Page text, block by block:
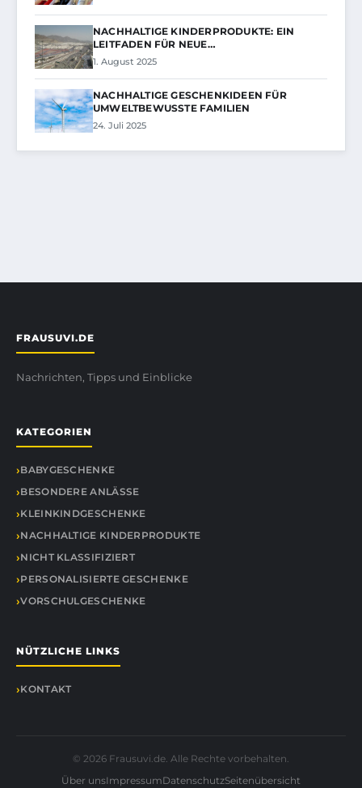
NACHHALTIGE KINDERPRODUKTE: EIN
LEITFADEN FÜR NEUE…
1. August 2025
NACHHALTIGE GESCHENKIDEEN FÜR
UMWELTBEWUSSTE FAMILIEN
24. Juli 2025
FRAUSUVI.DE
Nachrichten, Tipps und Einblicke
KATEGORIEN
BABYGESCHENKE
BESONDERE ANLÄSSE
KLEINKINDGESCHENKE
NACHHALTIGE KINDERPRODUKTE
NICHT KLASSIFIZIERT
PERSONALISIERTE GESCHENKE
VORSCHULGESCHENKE
NÜTZLICHE LINKS
KONTAKT
© 2026 Frausuvi.de. Alle Rechte vorbehalten.
Über unsImpressumDatenschutzSeitenübersicht